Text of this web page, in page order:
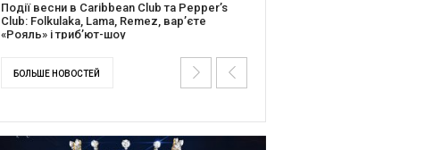
Документальний фільм “Будинок “Слово”
англійською покажуть в країнах Європи,
Канаді та США
БОЛЬШЕ НОВОСТЕЙ